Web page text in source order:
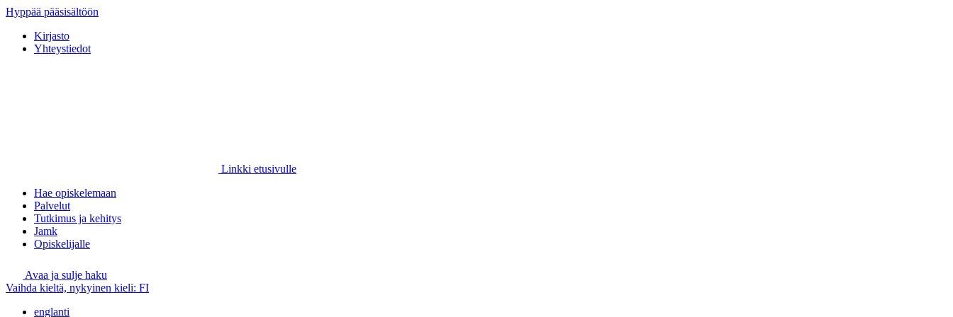
Hyppää pääsisältöön
Kirjasto
Yhteystiedot
Linkki etusivulle
Hae opiskelemaan
Palvelut
Tutkimus ja kehitys
Jamk
Opiskelijalle
Avaa ja sulje haku
Vaihda kieltä, nykyinen kieli: FI
englanti